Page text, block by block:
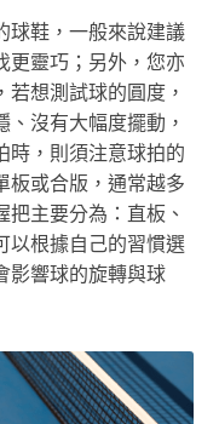
球鞋，一般來說建議
更靈巧；另外，您亦
想測試球的圓度，
沒有大幅度擺動，
時，則須注意球拍的
板或合版，通常越多
主要分為：直板、
以根據自己的習慣選
影響球的旋轉與球